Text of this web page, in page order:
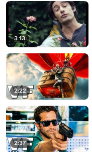
3:13
2:22
2:37